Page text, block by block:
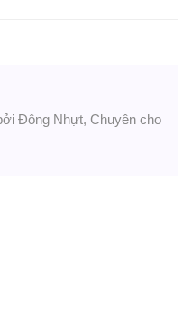
Đông Nhựt, Chuyên cho